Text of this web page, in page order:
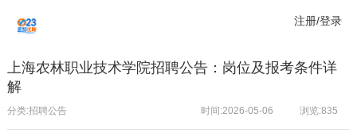
注册/登录
上海农林职业技术学院招聘公告：岗位及报考条件详
解
分类:招聘公告 浏览:835
时间:2026-05-06